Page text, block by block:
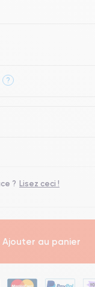
?
? Lisez ceci !
Ajouter au panier